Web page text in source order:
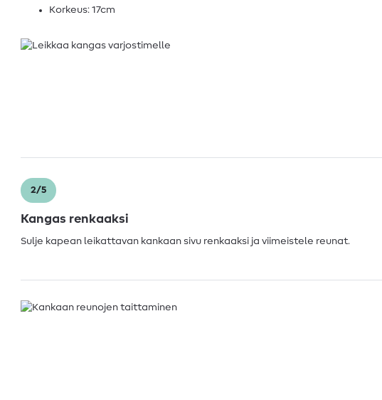
Korkeus: 17cm
2/5
Kangas renkaaksi
Sulje kapean leikattavan kankaan sivu renkaaksi ja viimeistele reunat.